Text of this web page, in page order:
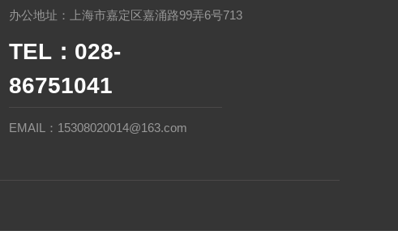
办公地址：上海市嘉定区嘉涌路99弄6号713
TEL：028-
86751041
EMAIL：15308020014@163.com